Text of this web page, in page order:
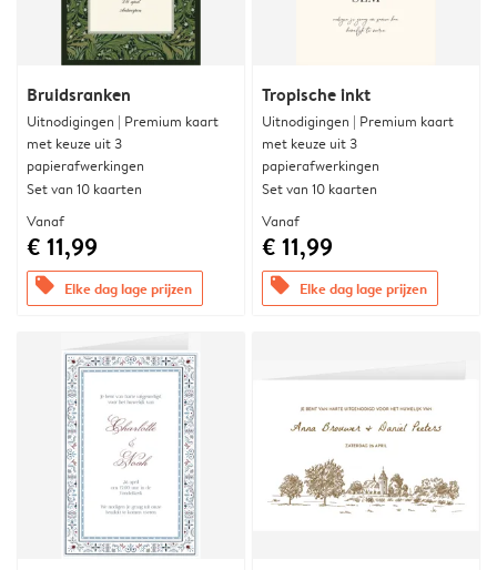
Bruidsranken
Uitnodigingen | Premium kaart
met keuze uit 3
papierafwerkingen
Set van 10 kaarten
Vanaf
€ 11,99
offers Elke dag lage prijzen
Tropische inkt
Uitnodigingen | Premium kaart
met keuze uit 3
papierafwerkingen
Set van 10 kaarten
Vanaf
€ 11,99
offers Elke dag lage prijzen